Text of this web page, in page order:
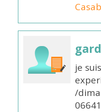
je
/